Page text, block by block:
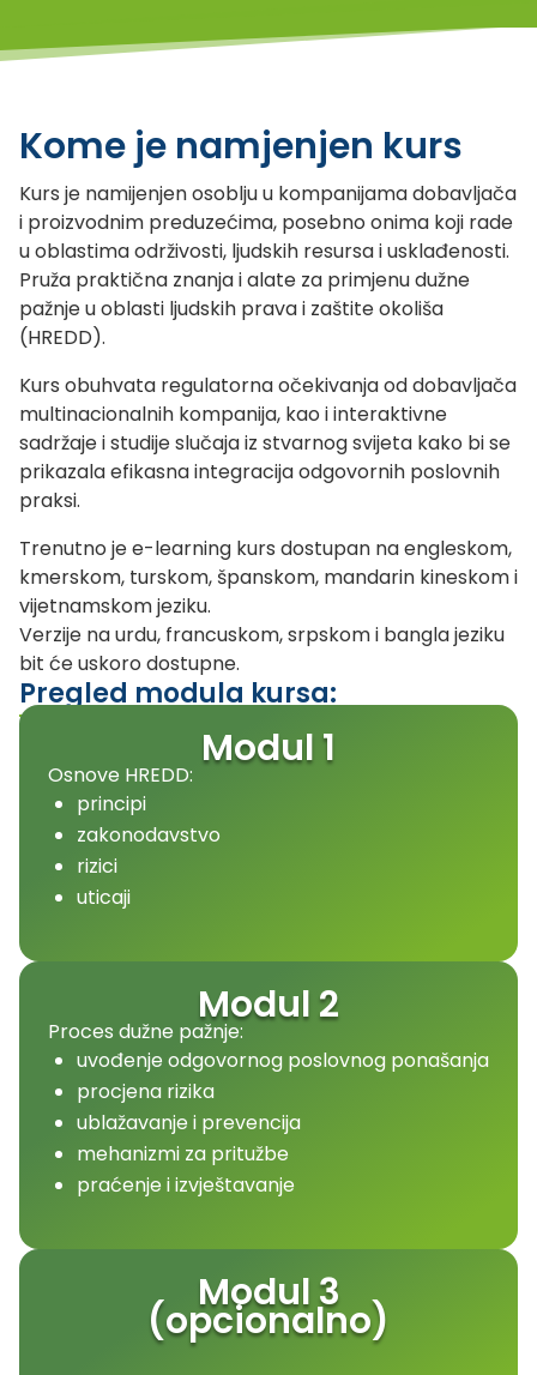
Kome je namjenjen kurs
Kurs je namijenjen osoblju u kompanijama dobavljača
i proizvodnim preduzećima, posebno onima koji rade
u oblastima održivosti, ljudskih resursa i usklađenosti.
Pruža praktična znanja i alate za primjenu dužne
pažnje u oblasti ljudskih prava i zaštite okoliša
(HREDD).
Kurs obuhvata regulatorna očekivanja od dobavljača
multinacionalnih kompanija, kao i interaktivne
sadržaje i studije slučaja iz stvarnog svijeta kako bi se
prikazala efikasna integracija odgovornih poslovnih
praksi.
Trenutno je e-learning kurs dostupan na engleskom,
kmerskom, turskom, španskom, mandarin kineskom i
vijetnamskom jeziku.
Verzije na urdu, francuskom, srpskom i bangla jeziku
bit će uskoro dostupne.
Pregled modula kursa:
Modul 1
Osnove HREDD:
principi
zakonodavstvo
rizici
uticaji
Modul 2
Proces dužne pažnje:
uvođenje odgovornog poslovnog ponašanja
procjena rizika
ublažavanje i prevencija
mehanizmi za pritužbe
praćenje i izvještavanje
Modul 3
(opcionalno)